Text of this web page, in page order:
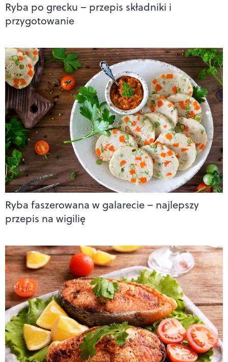
Ryba po grecku – przepis składniki i
przygotowanie
Ryba faszerowana w galarecie – najlepszy
przepis na wigilię